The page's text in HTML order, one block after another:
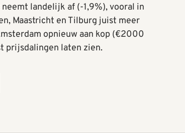
landelijk af (-1,9%), vooral in
Maastricht en Tilburg juist meer
opnieuw aan kop (€2000
prijsdalingen laten zien.